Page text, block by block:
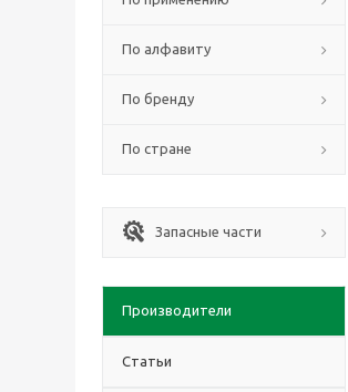
По алфавиту
По бренду
По стране
Запасные части
Производители
Статьи